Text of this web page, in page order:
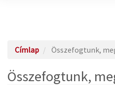
Címlap Összefogtunk,
Összefogtunk,